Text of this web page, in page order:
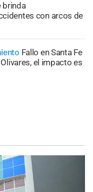
brinda
con arcos de
Fallo en Santa Fe
el impacto es